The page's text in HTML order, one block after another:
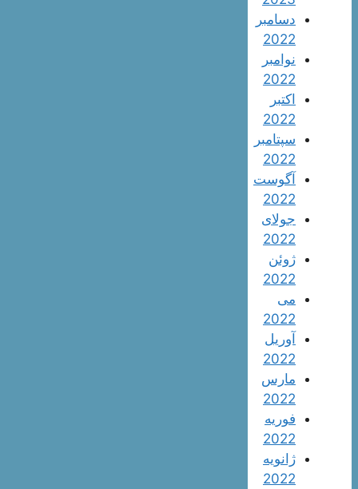
دسامبر
2022
نوامبر
2022
اکتبر
2022
سپتامبر
2022
آگوست
2022
جولای
2022
ژوئن
2022
می
2022
آوریل
2022
مارس
2022
فوریه
2022
ژانویه
2022